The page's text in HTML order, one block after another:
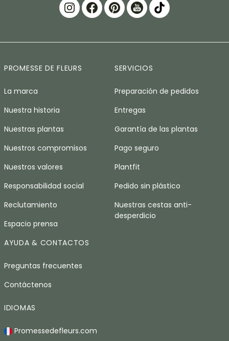
PROMESSE DE FLEURS
La marca
Nuestra historia
Nuestras plantas
Nuestros compromisos
Nuestros valores
Responsabilidad social
Reclutamiento
Espacio prensa
SERVICIOS
Preparación de pedidos
Entregas
Garantía de las plantas
Pago seguro
Plantfit
Pedido sin plástico
Nuestras cestas anti-
desperdicio
AYUDA & CONTACTOS
Preguntas frecuentes
Contáctenos
IDIOMAS
Promessedefleurs.com